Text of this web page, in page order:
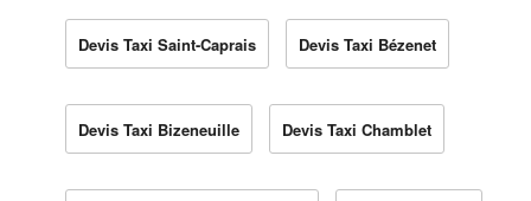
Devis Taxi Saint-Caprais Devis Taxi Bézenet
Devis Taxi Bizeneuille Devis Taxi Chamblet